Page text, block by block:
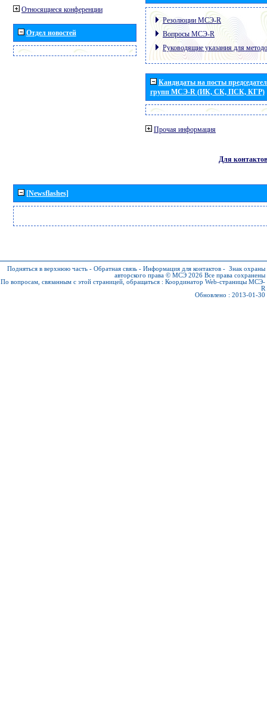
Относящиеся конференции
Отдел новостей
Резолюции МСЭ-R
Вопросы МСЭ-R
Руководящие указания для
Кандидаты на посты
групп МСЭ-R (ИК, СК, ПСК, КГР)
Прочая информация
Для контактов
[Newsflashes]
Подняться в верхнюю часть - Обратная связь - Информация для контактов - Знак охраны
авторского права © МСЭ 2026 Все права сохранены
По вопросам, связанным с этой страницей, обращаться : Координатор Web-страницы МСЭ-
R
Обновлено : 2013-01-30